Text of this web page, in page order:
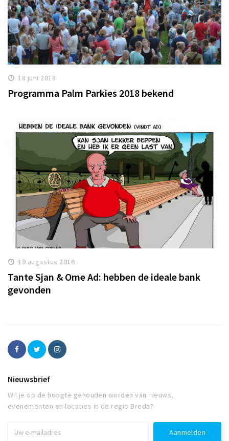
18 juni 2018
Programma Palm Parkies 2018 bekend
19 augustus 2016
Tante Sjan & Ome Ad: hebben de ideale bank
gevonden
Nieuwsbrief
Wil je op de hoogte gehouden worden van nieuws,
evenementen en locaties in de regio Breda?